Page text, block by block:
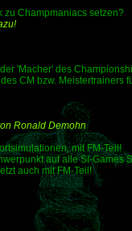
zu Champmaniacs setzen?
'Macher' des
CM bzw. Meistertrainers
Ronald Demohn
mit FM-Teil!
auf alle SI-Games
auch mit FM-Teil!